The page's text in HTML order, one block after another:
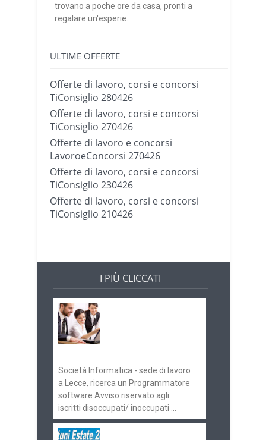
trovano a poche ore da casa, pronti a
regalare un'esperie...
ULTIME OFFERTE
Offerte di lavoro, corsi e concorsi
TiConsiglio 280426
Offerte di lavoro, corsi e concorsi
TiConsiglio 270426
Offerte di lavoro e concorsi
LavoroeConcorsi 270426
Offerte di lavoro, corsi e concorsi
TiConsiglio 230426
Offerte di lavoro, corsi e concorsi
TiConsiglio 210426
I PIÙ CLICCATI
Società Informatica - sede di lavoro
a Lecce, ricerca un Programmatore
software Avviso riservato agli
iscritti disoccupati/ inoccupati ...